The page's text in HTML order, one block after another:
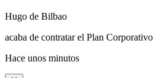
Hugo de Bilbao
acaba de contratar el Plan Corporativo
Hace unos minutos